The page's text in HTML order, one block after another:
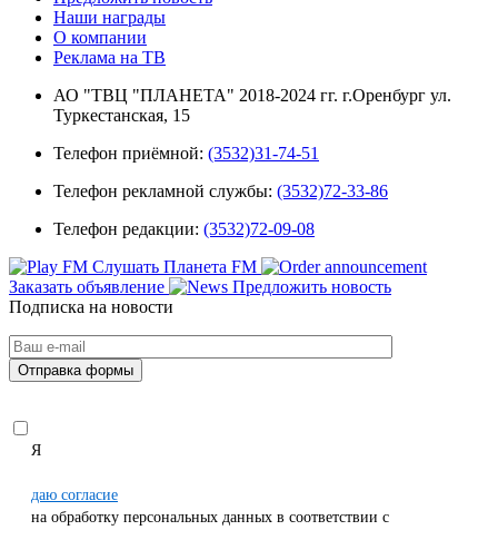
Наши награды
О компании
Реклама на ТВ
АО "ТВЦ "ПЛАНЕТА" 2018-2024 гг. г.Оренбург ул.
Туркестанская, 15
Телефон приёмной: (3532)31-74-51
Телефон рекламной службы: (3532)72-33-86
Телефон редакции: (3532)72-09-08
Слушать Планета FM
Заказать объявление
Предложить новость
Подписка на новости
Я
даю согласие
на обработку персональных данных в соответствии с